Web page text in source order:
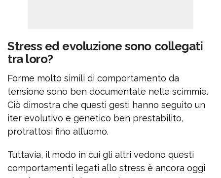
Stress ed evoluzione sono collegati
tra loro?
Forme molto simili di comportamento da
tensione sono ben documentate nelle scimmie.
Ciò dimostra che questi gesti hanno seguito un
iter evolutivo e genetico ben prestabilito,
protrattosi fino all’uomo.
Tuttavia, il modo in cui gli altri vedono questi
comportamenti legati allo stress è ancora oggi